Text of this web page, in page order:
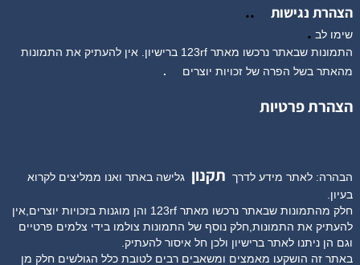
הצהרת נגישות ..
שימו לב .
התמונות שבאתר נרכשו מאתר 123rf ברישיון. אין להעתיק את התמונות
מהאתר בשל הפרה של זכויות יוצרים
.
הצהרת פרטיות
הבהרה: לאתר מידע לדרך תקנון גלישה באתר ואנו ממליצים לקרוא
בעיון.
חלק מהתמונות שבאתר נרכשו מאתר 123rf והן מוגנות בזכויות יוצרים,אין
להעתיק את התמונות,חלק נוסף של התמונות צולמו בידי צלמים פרטיים
וגם הן ניתנו לאתר ברישיון ולכן חל איסור להעתיק.
באתר זה הושקעו מאמצים ומשאבים רבים לטובת כלל הגולשים חלק מן